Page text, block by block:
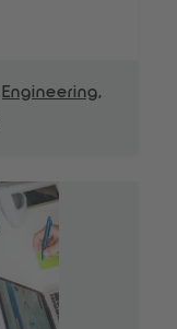
Engineering,